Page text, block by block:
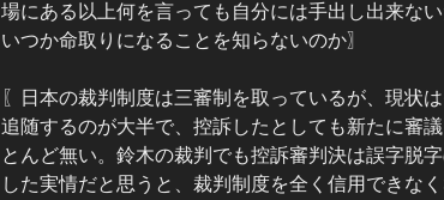
場にある以上何を言っても自分には手出し出来な
いつか命取りになることを知らないのか〗
〖日本の裁判制度は三審制を取っているが、現状
追随するのが大半で、控訴したとしても新たに審
とんど無い。鈴木の裁判でも控訴審判決は誤字脱
した実情だと思うと、裁判制度を全く信用できな